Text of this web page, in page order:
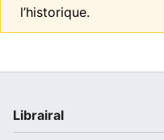
l’historique.
Librairal